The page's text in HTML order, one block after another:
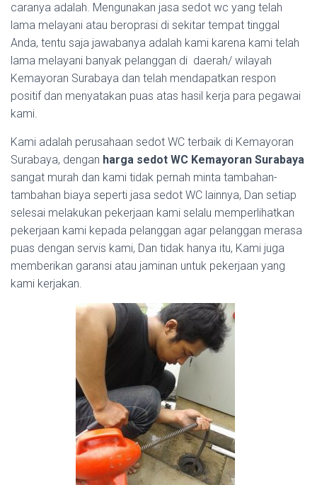
caranya adalah. Mengunakan jasa sedot wc yang telah
lama melayani atau beroprasi di sekitar tempat tinggal
Anda, tentu saja jawabanya adalah kami karena kami telah
lama melayani banyak pelanggan di daerah/ wilayah
Kemayoran Surabaya dan telah mendapatkan respon
positif dan menyatakan puas atas hasil kerja para pegawai
kami.
Kami adalah perusahaan sedot WC terbaik di Kemayoran
Surabaya, dengan harga sedot WC Kemayoran Surabaya
sangat murah dan kami tidak pernah minta tambahan-
tambahan biaya seperti jasa sedot WC lainnya, Dan setiap
selesai melakukan pekerjaan kami selalu memperlihatkan
pekerjaan kami kepada pelanggan agar pelanggan merasa
puas dengan servis kami, Dan tidak hanya itu, Kami juga
memberikan garansi atau jaminan untuk pekerjaan yang
kami kerjakan.